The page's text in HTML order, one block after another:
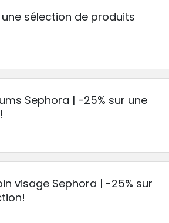
sélection de produits
Sephora | -25% sur une
visage Sephora | -25% sur